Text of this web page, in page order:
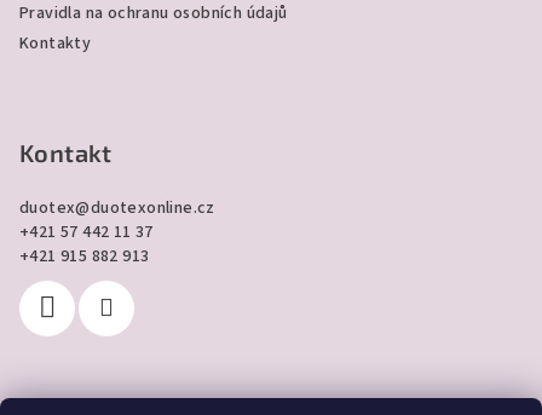
Pravidla na ochranu osobních údajů
Kontakty
Kontakt
duotex@duotexonline.cz
+421 57 442 11 37
+421 915 882 913